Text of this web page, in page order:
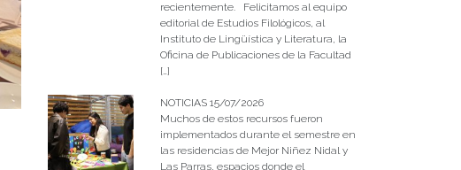
recientemente. Felicitamos al equipo
editorial de Estudios Filológicos, al
Instituto de Lingüística y Literatura, la
Oficina de Publicaciones de la Facultad
[…]
NOTICIAS 15/07/2026
Muchos de estos recursos fueron
implementados durante el semestre en
las residencias de Mejor Niñez Nidal y
Las Parras, espacios donde el